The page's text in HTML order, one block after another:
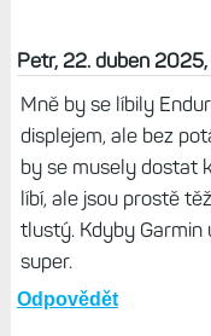
Karlos, 23.
Pořád jen
hodinkách
atd. přemýšlí
který víc času
Prober se,